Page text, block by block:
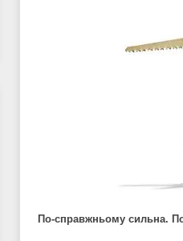
По-справжньому сильна.